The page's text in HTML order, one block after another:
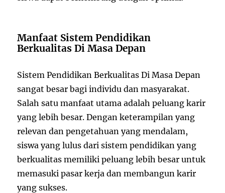
Manfaat Sistem Pendidikan
Berkualitas Di Masa Depan
Sistem Pendidikan Berkualitas Di Masa Depan
sangat besar bagi individu dan masyarakat.
Salah satu manfaat utama adalah peluang karir
yang lebih besar. Dengan keterampilan yang
relevan dan pengetahuan yang mendalam,
siswa yang lulus dari sistem pendidikan yang
berkualitas memiliki peluang lebih besar untuk
memasuki pasar kerja dan membangun karir
yang sukses.